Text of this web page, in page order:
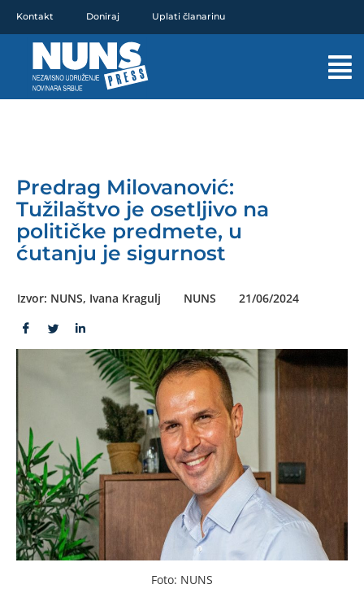
sadržaj
Kontakt Doniraj Uplati članarinu
Predrag Milovanović:
Tužilaštvo je osetljivo na
političke predmete, u
ćutanju je sigurnost
Izvor: NUNS, Ivana Kragulj NUNS 21/06/2024
Foto: NUNS